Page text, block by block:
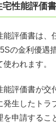
性能評価
能評価書は、
の金利優遇
われます。
能評価書が交
発生したトラ
申請するこ